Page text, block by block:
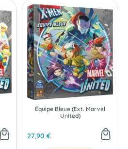
Équipe Bleue (Ext. Marvel
United)
27,90 €